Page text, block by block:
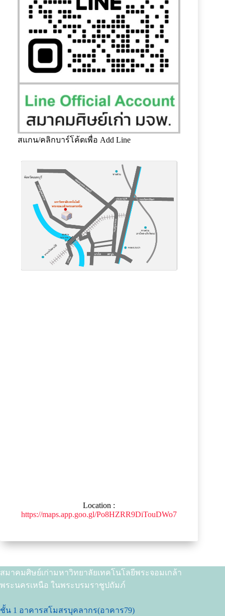
สแกน/คลิกบาร์โค้ดเพื่อ Add Line
Location :
https://maps.app.goo.gl/Po8HZRR9DiTouDWo7
สมาคมศิษย์เก่ามหาวิทยาลัยเทคโนโลยีพระจอมเกล้า
พระนครเหนือ ในพระบรมราชูปถัมภ์
ชั้น 1 อาคารสโมสรบุคลากร(อาคาร79)